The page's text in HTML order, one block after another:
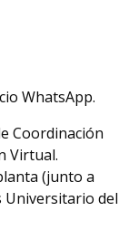
WhatsApp.
Coordinación
Virtual.
(junto a
Universitario del